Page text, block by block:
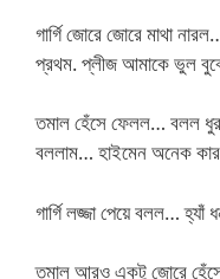
গার্গি জোরে জোরে মাথা
প্রথম. প্লীজ আমাকে ভুল
তমাল হেঁসে ফেলল… বলল
বললাম… হাইমেন অনেক
গার্গি লজ্জা পেয়ে বলল…
তমাল আরও একটু জোরে